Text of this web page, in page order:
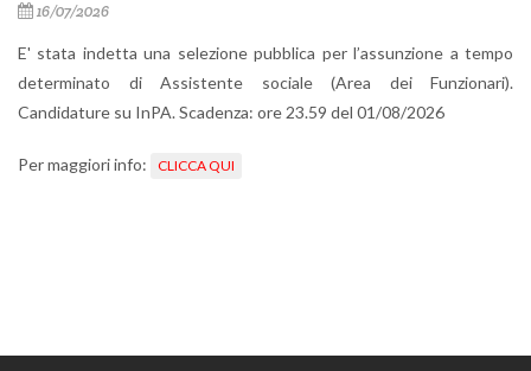
16/07/2026
E' stata indetta una selezione pubblica per l’assunzione a tempo
determinato di Assistente sociale (Area dei Funzionari).
Candidature su InPA. Scadenza: ore 23.59 del 01/08/2026
Per maggiori info: CLICCA QUI